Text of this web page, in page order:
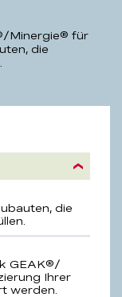
Minergie® für
die
Minergie®
die
GEAK®/
Ihrer
werden.